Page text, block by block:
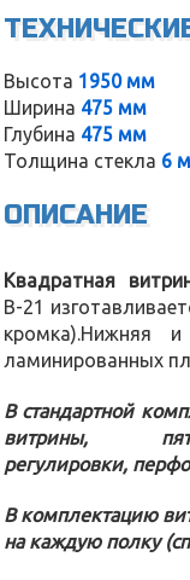
Высота 1950 мм
Ширина 475 мм
Глубина 475 мм
Толщина стекла 6
ОПИСАНИЕ
Квадратная
В-21
кромка).Нижняя
ламинированных
В стандартной
витрины,
регулировки,
В комплектацию
на каждую полку